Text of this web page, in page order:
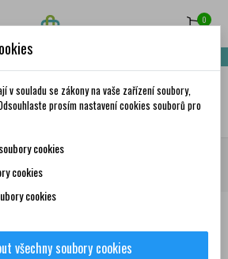
0
Kč a získáte dopravu zdarma!
✦AI
Zdravotnické prostředky
ks
v souladu se zákony na vaše zařízení soubory,
prosím nastavení cookies souborů pro
cookies
cookies
cookies
všechny soubory cookies